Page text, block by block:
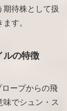
期待株として扱
す。
ルの特徴
ープからの飛
でシュン・ス